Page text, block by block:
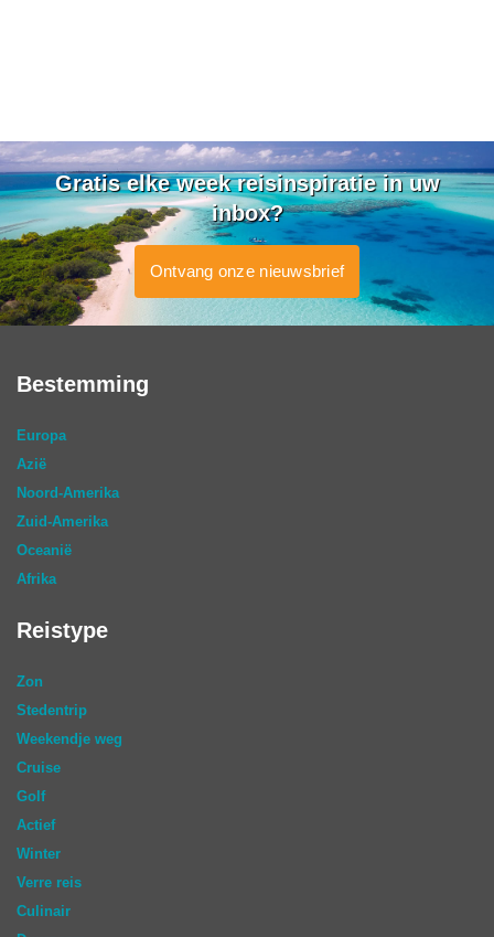
Gratis elke week reisinspiratie in uw
inbox?
Ontvang onze nieuwsbrief
Bestemming
Europa
Azië
Noord-Amerika
Zuid-Amerika
Oceanië
Afrika
Reistype
Zon
Stedentrip
Weekendje weg
Cruise
Golf
Actief
Winter
Verre reis
Culinair